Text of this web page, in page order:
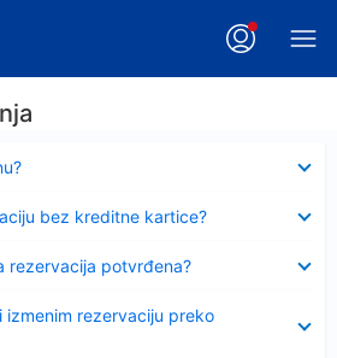
bez kreditne kartice?
rezervacija potvrđena?
izmenim rezervaciju preko